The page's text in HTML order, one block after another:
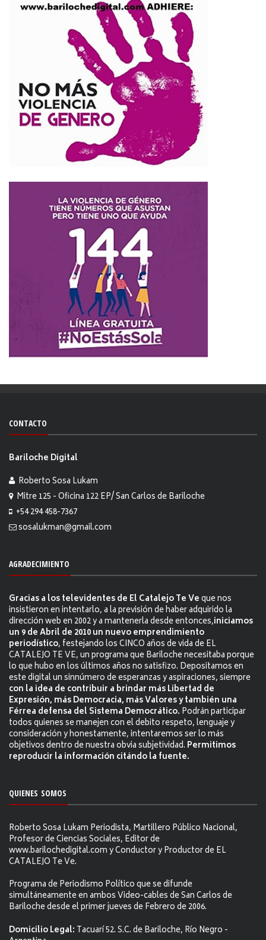
CONTACTO
Bariloche Digital
Roberto Sosa Lukam
Mitre 125 - Oficina 122 EP/ San Carlos de Bariloche
+54 294 458-7367
sosalukman@gmail.com
AGRADECIMIENTO
Gracias a los televidentes de El Catalejo Te Veque nos
insistieron en intentarlo, a la previsión de haber adquirido la
dirección web en 2002 y a mantenerla desde entonces,iniciamos
un 9 de Abril de 2010 un nuevo emprendimiento
periodístico, festejando los CINCO años de vida de EL
CATALEJO TE VE, un programa que Bariloche necesitaba porque
lo que hubo en los últimos años no satisfizo. Depositamos en
este digital un sinnúmero de esperanzas y aspiraciones, siempre
con la idea de contribuir a brindar más Libertad de
Expresión, más Democracia, más Valores y también una
Férrea defensa del Sistema Democrático. Podrán participar
todos quienes se manejen con el debito respeto, lenguaje y
consideración y honestamente, intentaremos ser lo más
objetivos dentro de nuestra obvia subjetividad. Permitimos
reproducir la información citándo la fuente.
QUIENES SOMOS
Roberto Sosa Lukam Periodista, Martillero Público Nacional,
Profesor de Ciencias Sociales, Editor de
www.barilochedigital.com y Conductor y Productor de EL
CATALEJO Te Ve.
Programa de Periodismo Político que se difunde
simultáneamente en ambos Video-cables de San Carlos de
Bariloche desde el primer jueves de Febrero de 2006.
Domicilio Legal: Tacuarí 52. S.C. de Bariloche, Río Negro -